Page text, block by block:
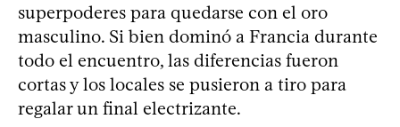
superpoderes para quedarse con el oro
masculino. Si bien dominó a Francia durante
todo el encuentro, las diferencias fueron
cortas y los locales se pusieron a tiro para
regalar un final electrizante.